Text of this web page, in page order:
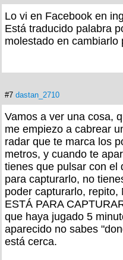
Lo vi en Facebook en
Está traducido palabra
molestado en cambiarlo
#7 dastan_2710
Vamos a ver una cosa,
me empiezo a cabrear
radar que te marca los
metros, y cuando te
tienes que pulsar con el
para capturarlo, no
poder capturarlo, repito,
ESTÁ PARA
que haya jugado 5
aparecido no sabes
está cerca.